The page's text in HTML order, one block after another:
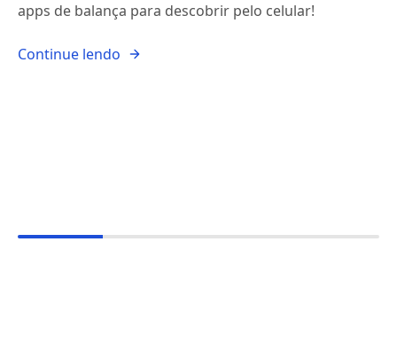
apps de balança para descobrir pelo celular!
Continue lendo